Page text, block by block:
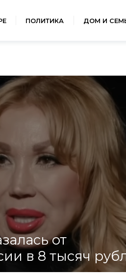
ПОЛИТИКА ДОМ И
от
в 8 тысяч